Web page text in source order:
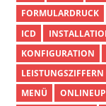
FORMULARDRUCK
ICD
KONFIGURATION
LEISTUNGSZIFFERN
MENÜ